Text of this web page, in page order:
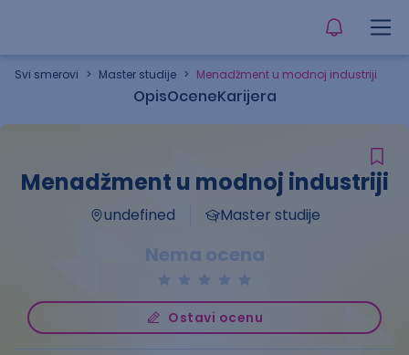
Svi smerovi > Master studije > Menadžment u modnoj industriji
OpisOceneKarijera
Menadžment u modnoj industriji
undefined Master studije
Nema ocena
Ostavi ocenu